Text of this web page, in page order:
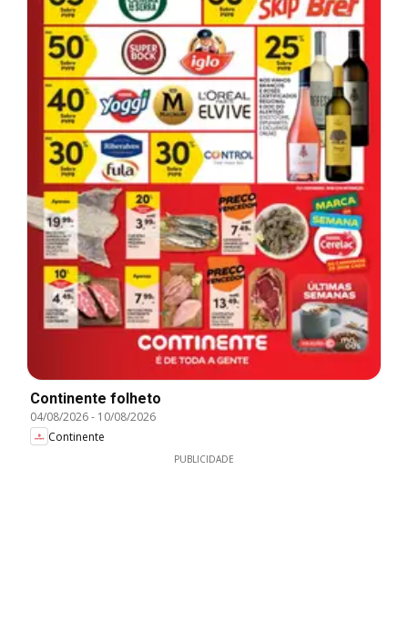
Continente folheto
04/08/2026- 10/08/2026
Continente
PUBLICIDADE